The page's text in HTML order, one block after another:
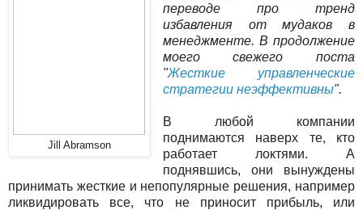
Jill Abramson
переводе про тренд
избавления от мудаков в
менеджменте. В продолжение
моего свежего поста
"Жесткие управленческие
стратегии неэффективны".
В любой компании
поднимаются наверх те, кто
работает локтями. А
поднявшись, они вынуждены
принимать жесткие и непопулярные решения, например
ликвидировать все, что не приносит прибыль, или